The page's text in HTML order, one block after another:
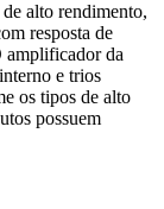
alto rendimento,
resposta de
amplificador da
e trios
os tipos de alto
possuem